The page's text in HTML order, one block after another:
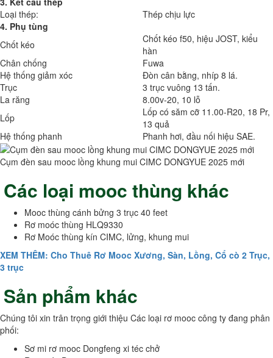
Loại thép:
Thép chịu lực
4. Phụ tùng
Chốt kéo
Chốt kéo f50, hiệu JOST, kiểu
hàn
Chân chống
Fuwa
Hệ thống giảm xóc
Đòn cân bằng, nhíp 8 lá.
Trục
3 trục vuông 13 tấn.
La răng
8.00v-20, 10 lỗ
Lốp
Lốp có săm cỡ 11.00-R20, 18 Pr,
13 quả
Hệ thống phanh
Phanh hơi, đầu nối hiệu SAE.
Cụm đèn sau mooc lồng khung mui CIMC DONGYUE 2025 mới
Các loại mooc thùng khác
Mooc thùng cánh bửng 3 trục 40 feet
Rơ moóc thùng HLQ9330
Rơ Moóc thùng kín CIMC, lửng, khung mui
XEM THÊM: Cho Thuê Rơ Mooc Xương, Sàn, Lồng, Cổ cò 2 Trục,
3 trục
Sản phẩm khác
Chúng tôi xin trân trọng giới thiệu Các loại rơ mooc công ty đang phân
phối:
Sơ mi rơ mooc Dongfeng xi téc chở